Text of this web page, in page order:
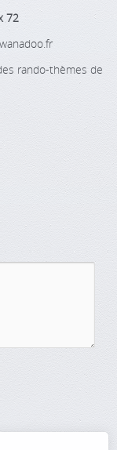
72
rando-thèmes de